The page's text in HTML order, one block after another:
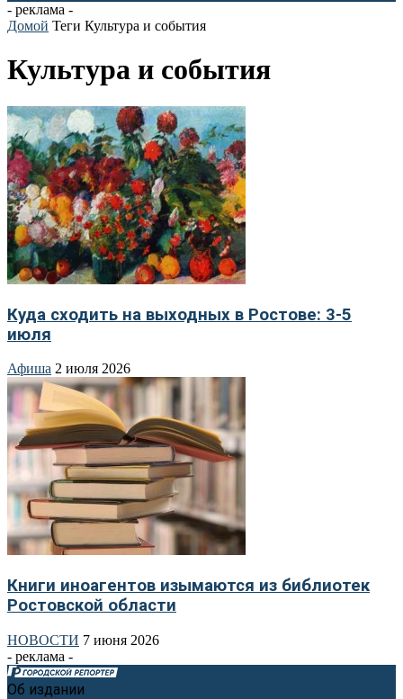
- реклама -
Домой Теги Культура и события
Культура и события
Куда сходить на выходных в Ростове: 3-5
июля
Афиша 2 июля 2026
Книги иноагентов изымаются из библиотек
Ростовской области
НОВОСТИ 7 июня 2026
- реклама -
Об издании